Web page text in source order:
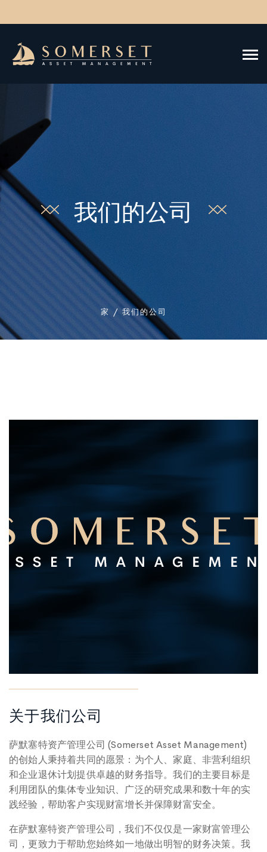
我们的公司
家 / 我们的公司
关于我们公司
萨默塞特资产管理公司 (Somerset Asset Management)
的创始人秉持着共同的愿景：为个人、家庭、非营利组织
和企业退休计划提供卓越的财务指导。我们的主要目标是
利用团队的集体专业知识、广泛的研究成果和数​​十年的实
践经验，帮助客户实现财富增长并保障财富安全。
在萨默塞特资产管理公司，我们不仅仅是一家财富管理公
司，更致力于帮助您始终如一地做出明智的财务决策。我